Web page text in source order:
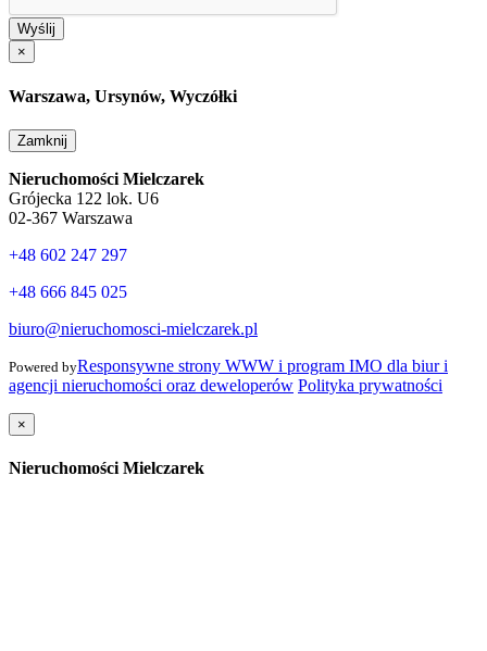
Wyślij
×
Warszawa, Ursynów, Wyczółki
Zamknij
Nieruchomości Mielczarek
Grójecka 122 lok. U6
02-367 Warszawa
+48 602 247 297
+48 666 845 025
biuro@nieruchomosci-mielczarek.pl
Powered byResponsywne strony WWW i program IMO dla biur i
agencji nieruchomości oraz deweloperów Polityka prywatności
×
Nieruchomości Mielczarek